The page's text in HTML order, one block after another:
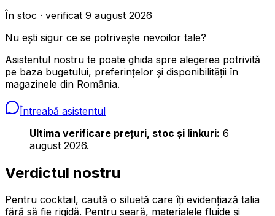
În stoc · verificat 9 august 2026
Nu ești sigur ce se potrivește nevoilor tale?
Asistentul nostru te poate ghida spre alegerea potrivită
pe baza bugetului, preferințelor și disponibilității în
magazinele din România.
Întreabă asistentul
Ultima verificare prețuri, stoc și linkuri: 6
august 2026.
Verdictul nostru
Pentru cocktail, caută o siluetă care îți evidențiază talia
fără să fie rigidă. Pentru seară, materialele fluide și